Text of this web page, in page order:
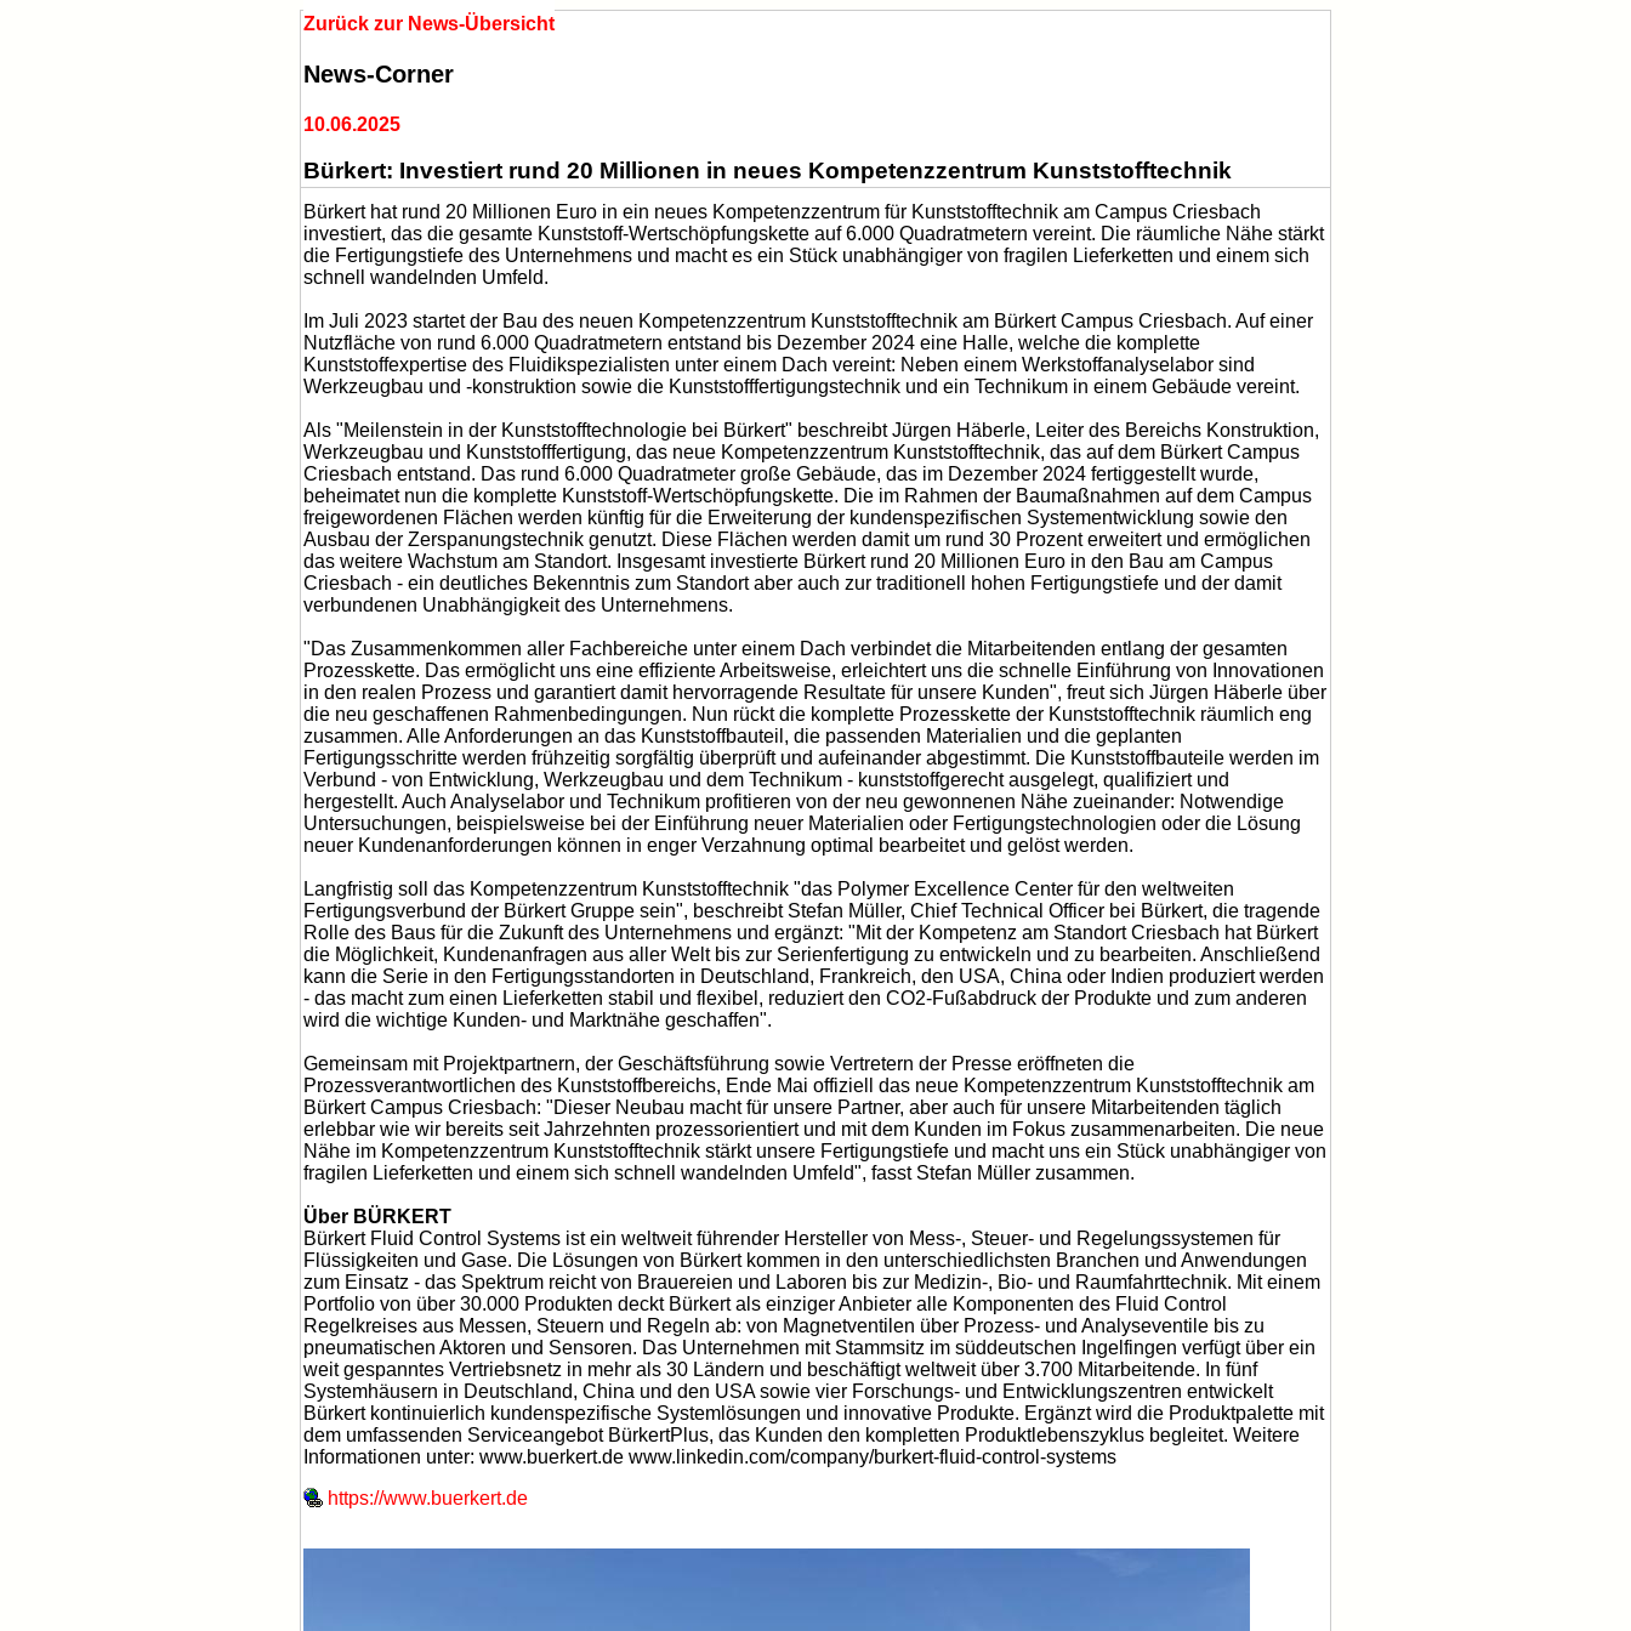
Zurück zur News-Übersicht
News-Corner
10.06.2025
Bürkert: Investiert rund 20 Millionen in neues Kompetenzzentrum Kunststofftechnik
Bürkert hat rund 20 Millionen Euro in ein neues Kompetenzzentrum für Kunststofftechnik am Campus Criesbach
investiert, das die gesamte Kunststoff-Wertschöpfungskette auf 6.000 Quadratmetern vereint. Die räumliche Nähe stärkt
die Fertigungstiefe des Unternehmens und macht es ein Stück unabhängiger von fragilen Lieferketten und einem sich
schnell wandelnden Umfeld.
Im Juli 2023 startet der Bau des neuen Kompetenzzentrum Kunststofftechnik am Bürkert Campus Criesbach. Auf einer
Nutzfläche von rund 6.000 Quadratmetern entstand bis Dezember 2024 eine Halle, welche die komplette
Kunststoffexpertise des Fluidikspezialisten unter einem Dach vereint: Neben einem Werkstoffanalyselabor sind
Werkzeugbau und -konstruktion sowie die Kunststofffertigungstechnik und ein Technikum in einem Gebäude vereint.
Als "Meilenstein in der Kunststofftechnologie bei Bürkert" beschreibt Jürgen Häberle, Leiter des Bereichs Konstruktion,
Werkzeugbau und Kunststofffertigung, das neue Kompetenzzentrum Kunststofftechnik, das auf dem Bürkert Campus
Criesbach entstand. Das rund 6.000 Quadratmeter große Gebäude, das im Dezember 2024 fertiggestellt wurde,
beheimatet nun die komplette Kunststoff-Wertschöpfungskette. Die im Rahmen der Baumaßnahmen auf dem Campus
freigewordenen Flächen werden künftig für die Erweiterung der kundenspezifischen Systementwicklung sowie den
Ausbau der Zerspanungstechnik genutzt. Diese Flächen werden damit um rund 30 Prozent erweitert und ermöglichen
das weitere Wachstum am Standort. Insgesamt investierte Bürkert rund 20 Millionen Euro in den Bau am Campus
Criesbach - ein deutliches Bekenntnis zum Standort aber auch zur traditionell hohen Fertigungstiefe und der damit
verbundenen Unabhängigkeit des Unternehmens.
"Das Zusammenkommen aller Fachbereiche unter einem Dach verbindet die Mitarbeitenden entlang der gesamten
Prozesskette. Das ermöglicht uns eine effiziente Arbeitsweise, erleichtert uns die schnelle Einführung von Innovationen
in den realen Prozess und garantiert damit hervorragende Resultate für unsere Kunden", freut sich Jürgen Häberle über
die neu geschaffenen Rahmenbedingungen. Nun rückt die komplette Prozesskette der Kunststofftechnik räumlich eng
zusammen. Alle Anforderungen an das Kunststoffbauteil, die passenden Materialien und die geplanten
Fertigungsschritte werden frühzeitig sorgfältig überprüft und aufeinander abgestimmt. Die Kunststoffbauteile werden im
Verbund - von Entwicklung, Werkzeugbau und dem Technikum - kunststoffgerecht ausgelegt, qualifiziert und
hergestellt. Auch Analyselabor und Technikum profitieren von der neu gewonnenen Nähe zueinander: Notwendige
Untersuchungen, beispielsweise bei der Einführung neuer Materialien oder Fertigungstechnologien oder die Lösung
neuer Kundenanforderungen können in enger Verzahnung optimal bearbeitet und gelöst werden.
Langfristig soll das Kompetenzzentrum Kunststofftechnik "das Polymer Excellence Center für den weltweiten
Fertigungsverbund der Bürkert Gruppe sein", beschreibt Stefan Müller, Chief Technical Officer bei Bürkert, die tragende
Rolle des Baus für die Zukunft des Unternehmens und ergänzt: "Mit der Kompetenz am Standort Criesbach hat Bürkert
die Möglichkeit, Kundenanfragen aus aller Welt bis zur Serienfertigung zu entwickeln und zu bearbeiten. Anschließend
kann die Serie in den Fertigungsstandorten in Deutschland, Frankreich, den USA, China oder Indien produziert werden
- das macht zum einen Lieferketten stabil und flexibel, reduziert den CO2-Fußabdruck der Produkte und zum anderen
wird die wichtige Kunden- und Marktnähe geschaffen".
Gemeinsam mit Projektpartnern, der Geschäftsführung sowie Vertretern der Presse eröffneten die
Prozessverantwortlichen des Kunststoffbereichs, Ende Mai offiziell das neue Kompetenzzentrum Kunststofftechnik am
Bürkert Campus Criesbach: "Dieser Neubau macht für unsere Partner, aber auch für unsere Mitarbeitenden täglich
erlebbar wie wir bereits seit Jahrzehnten prozessorientiert und mit dem Kunden im Fokus zusammenarbeiten. Die neue
Nähe im Kompetenzzentrum Kunststofftechnik stärkt unsere Fertigungstiefe und macht uns ein Stück unabhängiger von
fragilen Lieferketten und einem sich schnell wandelnden Umfeld", fasst Stefan Müller zusammen.
Über BÜRKERT
Bürkert Fluid Control Systems ist ein weltweit führender Hersteller von Mess-, Steuer- und Regelungssystemen für
Flüssigkeiten und Gase. Die Lösungen von Bürkert kommen in den unterschiedlichsten Branchen und Anwendungen
zum Einsatz - das Spektrum reicht von Brauereien und Laboren bis zur Medizin-, Bio- und Raumfahrttechnik. Mit einem
Portfolio von über 30.000 Produkten deckt Bürkert als einziger Anbieter alle Komponenten des Fluid Control
Regelkreises aus Messen, Steuern und Regeln ab: von Magnetventilen über Prozess- und Analyseventile bis zu
pneumatischen Aktoren und Sensoren. Das Unternehmen mit Stammsitz im süddeutschen Ingelfingen verfügt über ein
weit gespanntes Vertriebsnetz in mehr als 30 Ländern und beschäftigt weltweit über 3.700 Mitarbeitende. In fünf
Systemhäusern in Deutschland, China und den USA sowie vier Forschungs- und Entwicklungszentren entwickelt
Bürkert kontinuierlich kundenspezifische Systemlösungen und innovative Produkte. Ergänzt wird die Produktpalette mit
dem umfassenden Serviceangebot BürkertPlus, das Kunden den kompletten Produktlebenszyklus begleitet. Weitere
Informationen unter: www.buerkert.de www.linkedin.com/company/burkert-fluid-control-systems
https://www.buerkert.de